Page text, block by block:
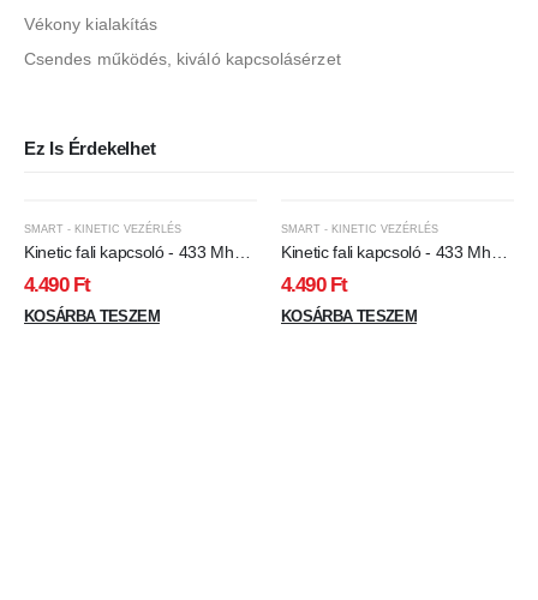
Vékony kialakítás
Csendes működés, kiváló kapcsolásérzet
Ez Is Érdekelhet
SMART - KINETIC VEZÉRLÉS
Kinetic fali kapcsoló - 433 Mhz -
1 körös - IP20 - fehér
4.490 Ft
KOSÁRBA TESZEM
SMART - KINETIC VEZÉRLÉS
Kinetic fali kapcsoló - 433 Mhz -
1 körös - IP20 - fekete
4.490 Ft
KOSÁRBA TESZEM